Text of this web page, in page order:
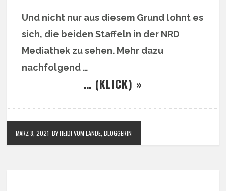
Und nicht nur aus diesem Grund lohnt es
sich, die beiden Staffeln in der NRD
Mediathek zu sehen. Mehr dazu
nachfolgend …
… (KLICK) »
MÄRZ 8, 2021 BY HEIDI VOM LANDE, BLOGGERIN